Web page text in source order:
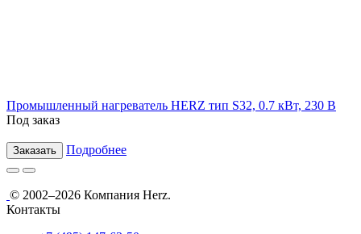
Промышленный нагреватель HERZ тип S32, 0.7 кВт, 230 В
Под заказ
Заказать Подробнее
© 2002–2026 Компания Herz.
Контакты